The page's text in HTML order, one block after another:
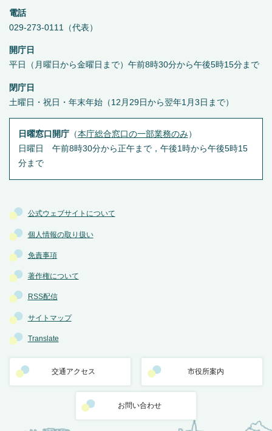
公式ウェブサイトについて
個人情報の取り扱い
免責事項
著作権について
RSS配信
サイトマップ
Translate
交通アクセス 市役所案内
お問い合わせ
電話
029-273-0111（代表）
開庁日
平日（月曜日から金曜日まで）午前8時30分から午後5時15分まで
閉庁日
土曜日・祝日・年末年始（12月29日から翌年1月3日まで）
日曜窓口開庁（本庁総合窓口の一部業務のみ ）
日曜日 午前8時30分から正午まで，午後1時から午後5時15
分まで